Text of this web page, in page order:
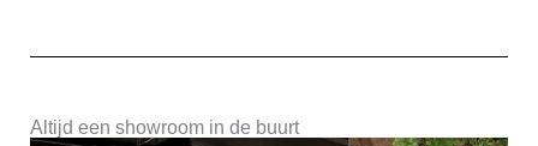
Altijd een showroom in de buurt